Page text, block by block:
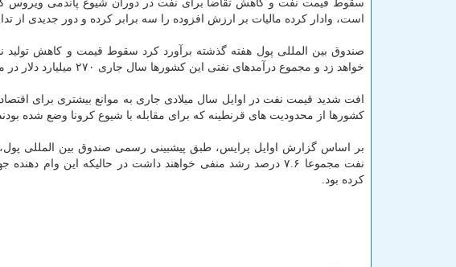
سقوط قیمت نفت و کاهش تقاضا برای نفت در دوران شیوع پاندمی ویروس
است، وادار کرده مالیات بر ارزش افزوده را سه برابر کرده و دور جدیدی از
صندوق بین المللی پول هفته گذشته برآورد کرد سقوط قیمت و کاهش تولید
خواهد زد و مجموع درآمدهای نفتی این کشورها سال جاری ۲۷۰ میلیارد دلار در مقایسه با سال ۲۰۱۹ کاسته می شود.
افت شدید قیمت نفت در اوایل سال میلادی جاری به موانع بیشتری برای
کشورها از محدودیت های قرنطینه که برای مقابله با شیوع کرونا وضع شده
بر اساس گزارش اوایل پرایس، طبق پیشبینی رسمی صندوق بین المللی
کرده بود.